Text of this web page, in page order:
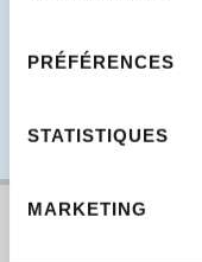
PRÉFÉRENCES
STATISTIQUES
MARKETING